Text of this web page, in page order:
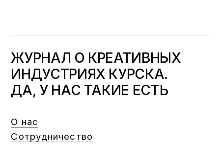
ЖУРНАЛ О КРЕАТИВНЫХ
ИНДУСТРИЯХ КУРСКА.
ДА, У НАС ТАКИЕ ЕСТЬ
О нас
Сотрудничество